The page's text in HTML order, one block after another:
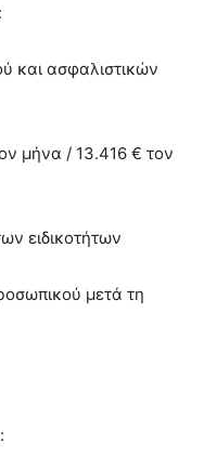
και ασφαλιστικών
μήνα / 13.416 € τον
ειδικοτήτων
μετά τη